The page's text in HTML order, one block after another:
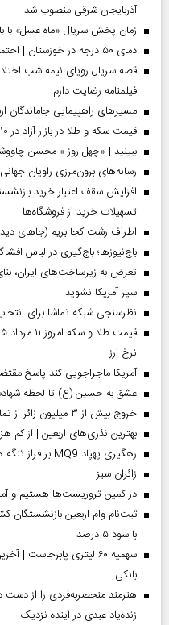
آذربایجان شرقی منصوب شد
زمان پخش سریال «ماه عسل» با
دمای ۵۰ درجه در خوزستان | احتمال بارش‌های سیل‌آسا در ۳ استان
قصه سریال رویای نیمه شب
فیلمنامه رضایت دارم
مسیر‌های راهپیمایی جاماندگان
قیمت سکه و طلا در بازار آزاد در ۱۰ مرداد ۱۴۰۵
ببینید | «چهل روز » محسن
رسانه‌های برون‌مرزی راویان
افزایش سقف اعتبار خرید
تسهیلات خرید از فروشگاه‌ها
اطراف رشت کجا بریم (جاهای
باج‌نیوزها؛ باج‌گیری در لباس
تعرض به زیرساخت‌های ایران،
سپر آمریکا نشوید
نظرسنجی شبکه تماشا برای
نرخ ارز
آمریکا ماجراجویی کند پاسخ
عشق به حسین (ع) تا لحظه
خروج بیش از ۳ میلیون زائر از تمام مرز‌های کشور
بهترین نذری‌های اربعین | از کم
رهگیری پهپاد MQ9 بر فراز تنگه هرمز
‌زائران سبز
در کمین تروریست‌ها هستیم و
با سود ۵ درصد
سهمیه ۶۰ لیتری
بانکی
زنده‌یاد عبدی در آینده نزدیک